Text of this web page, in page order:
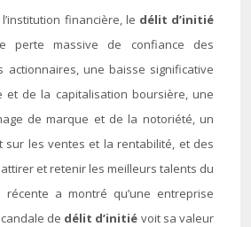
financière, le délit d’initié
perte massive de confiance des
actionnaires, une baisse significative
et de la capitalisation boursière, une
de marque et de la notoriété, un
sur les ventes et la rentabilité, et des
et retenir les meilleurs talents du
récente a montré qu’une entreprise
de délit d’initié voit sa valeur